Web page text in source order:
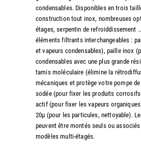
condensables. Disponibles en trois
construction tout inox, nombreuses
étages, serpentin de refroiddissement
éléments filtrants interchangeables :
et vapeurs condensables), paille inox
condensables avec une plus grande
tamis moléculaire (élimine la
mécaniques et protège votre pompe
sodée (pour fixer les produits
actif (pour fixer les vapeurs
20µ (pour les particules, nettoyable).
peuvent être montés seuls ou
modèles multi-étagés.